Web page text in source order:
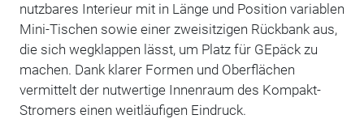
nutzbares Interieur mit in Länge und Position variablen
Mini-Tischen sowie einer zweisitzigen Rückbank aus,
die sich wegklappen lässt, um Platz für GEpäck zu
machen. Dank klarer Formen und Oberflächen
vermittelt der nutwertige Innenraum des Kompakt-
Stromers einen weitläufigen Eindruck.